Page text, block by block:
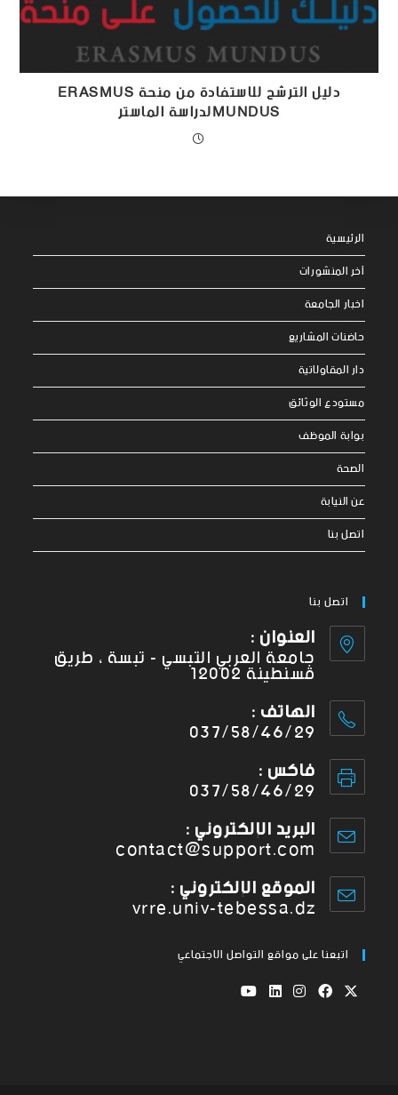
دليل الترشح للاستفادة من منحة ERASMUS
MUNDUSلدراسة الماستر
الرئيسية
آخر المنشورات
اخبار الجامعة
حاضنات المشاريع
دار المقاولاتية
مستودع الوثائق
بوابة الموظف
الصحة
عن النيابة
اتصل بنا
اتصل بنا
العنوان :
جامعة العربي التبسي - تبسة ، طريق
قسنطينة 12002
الهاتف :
037/58/46/29
فاكس :
037/58/46/29
البريد الإلكتروني :
contact@support.com
الموقع الإلكتروني :
vrre.univ-tebessa.dz
اتبعنا على مواقع التواصل الاجتماعي